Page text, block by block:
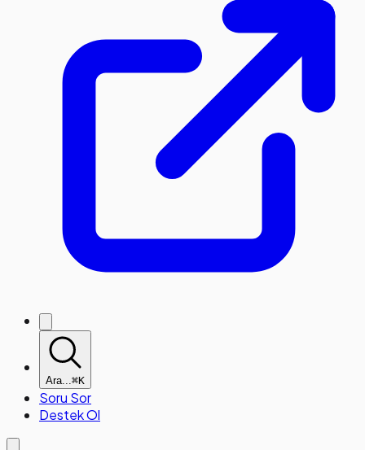
Ara...⌘K
Soru Sor
Destek Ol